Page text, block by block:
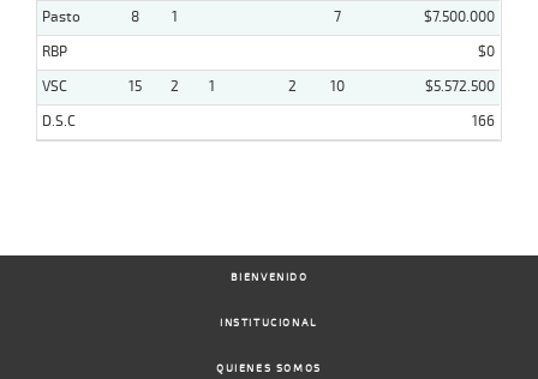
Pasto
8 1 7
$7.500.000
RBP
$0
VSC
15 2 1 2 10
$5.572.500
D.S.C
166
BIENVENIDO
INSTITUCIONAL
QUIENES SOMOS